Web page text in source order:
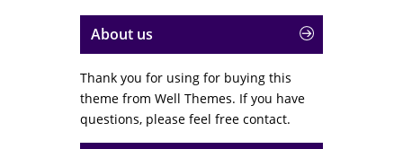
About us
Thank you for using for buying this
theme from Well Themes. If you have
questions, please feel free contact.